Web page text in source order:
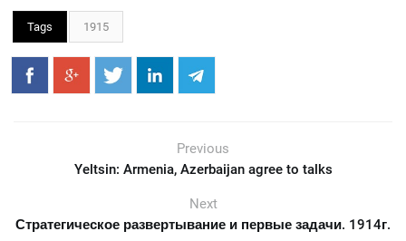
Tags 1915
Previous
Yeltsin: Armenia, Azerbaijan agree to talks
Next
Стратегическое развертывание и первые задачи. 1914г.